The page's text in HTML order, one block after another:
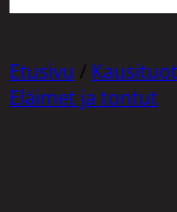
Etusivu /
Eläimet ja tontut
FINNLUMOR